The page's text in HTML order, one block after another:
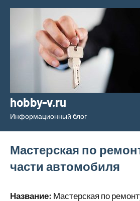
Перейти
содержимому
hobby-v.ru
Информационный блог
Мастерская по
части автомобиля
Название: Мастерская по